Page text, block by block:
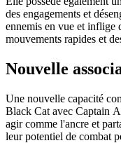
des engagements et
ennemis en vue et inflige
mouvements rapides et
Nouvelle
Une nouvelle capacité
Black Cat avec Captain
agir comme l'ancre et
leur potentiel de combat